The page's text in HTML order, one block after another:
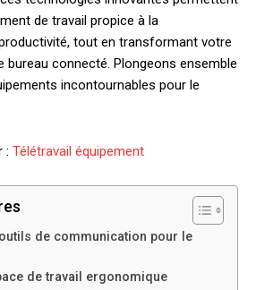
de travail propice à la
tout en transformant votre
bureau connecté. Plongeons ensemble
incontournables pour le
: Télétravail équipement
de communication pour le
de travail ergonomique